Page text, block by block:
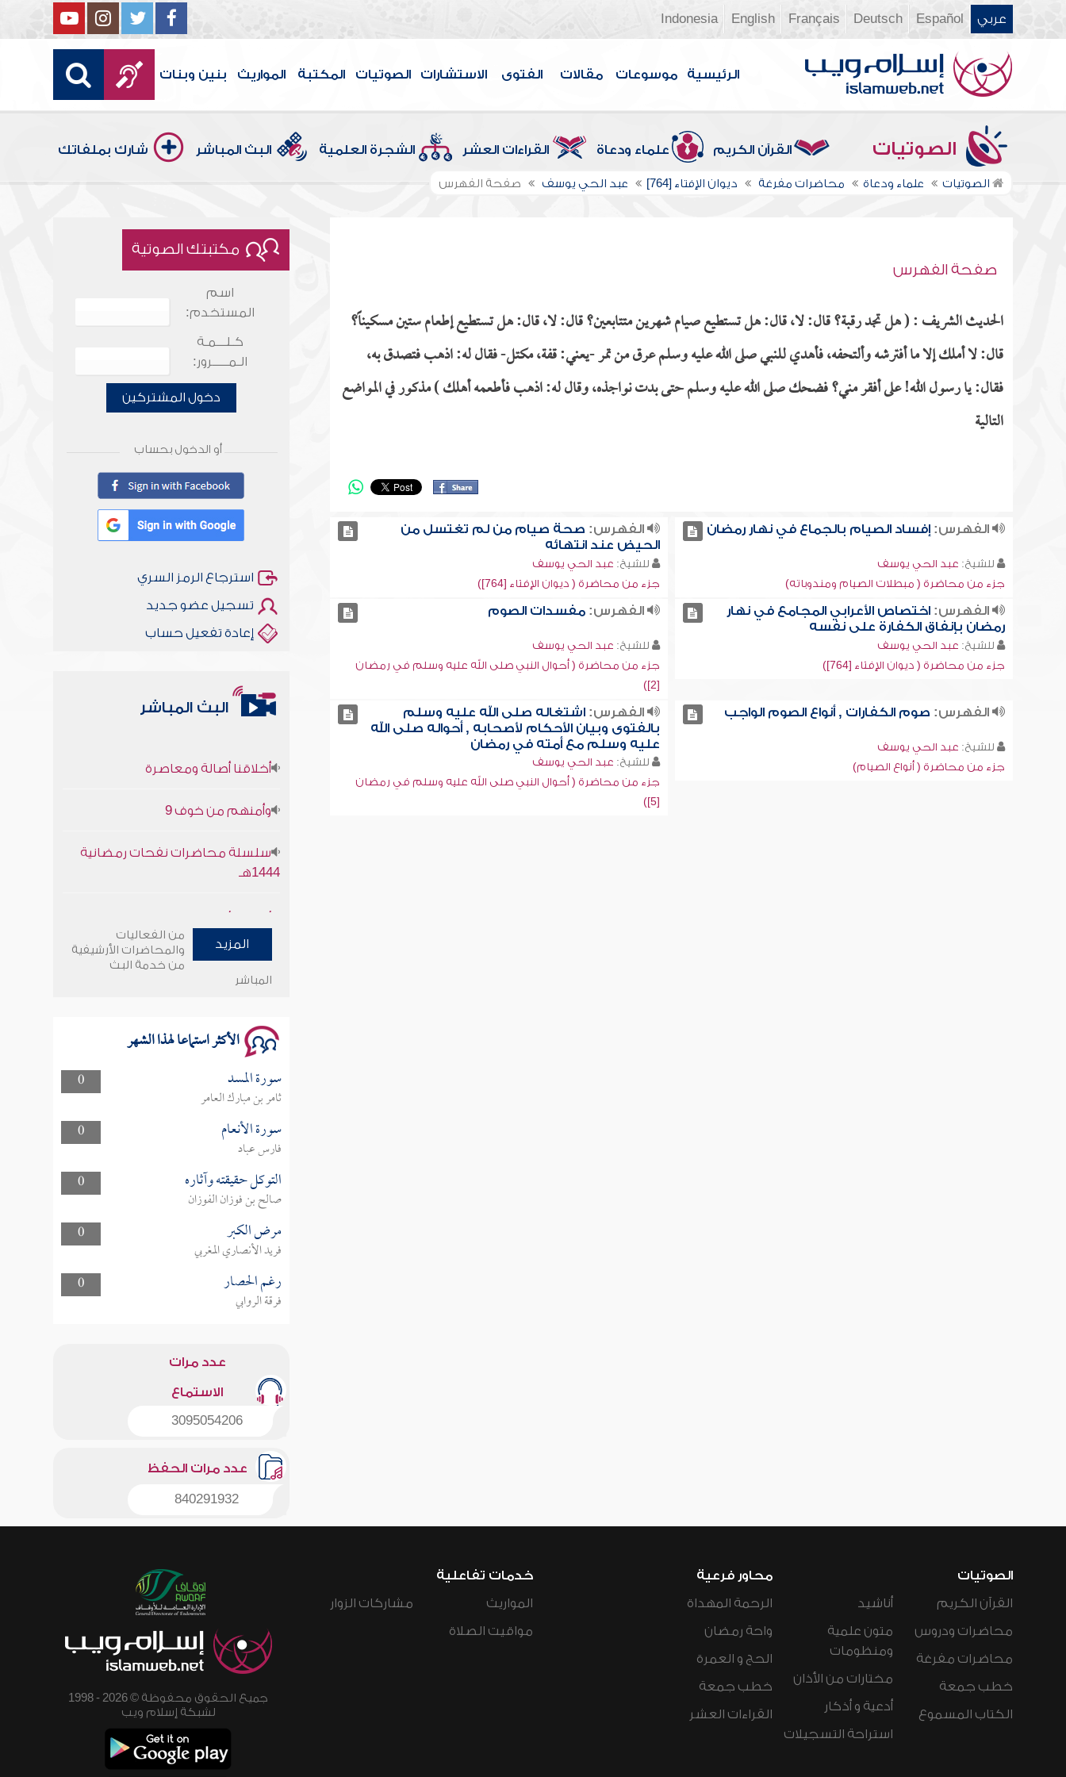
عربي Español
Deutsch
Français
English
Indonesia
الرئيسية موسوعات مقالات الفتوى الاستشارات الصوتيات المكتبة المواريث بنين وبنات
الصوتيات القرآن الكريم علماء ودعاة القراءات العشر الشجرة العلمية البث المباشر شارك بملفاتك
الصوتيات علماء ودعاة محاضرات مفرغة ديوان الإفتاء [764] عبد الحي يوسف صفحة الفهرس
صفحة الفهرس
الحديث الشريف : ( هل تجد رقبة؟ قال: لا، قال: هل تستطيع صيام شهرين متتابعين؟ قال: لا، قال: هل تستطيع إطعام ستين مسكيناً؟
قال: لا أملك إلا ما أفترشه وألتحفه، فأهدي للنبي صلى الله عليه وسلم عرق من تمر -يعني: قفة، مكتل- فقال له: اذهب فتصدق به،
فقال: يا رسول الله! على أفقر مني؟ فضحك صلى الله عليه وسلم حتى بدت نواجذه، وقال له: اذهب فأطعمه أهلك ) مذكور في المواضع
التالية
الفهرس:إفساد الصيام بالجماع في نهار رمضان
للشيخ: عبد الحي يوسف
جزء من محاضرة ( مبطلات الصيام ومندوباته)
الفهرس: صحة صيام من لم تغتسل من
الحيض عند انتهائه
للشيخ: عبد الحي يوسف
جزء من محاضرة ( ديوان الإفتاء [764])
الفهرس:اختصاص الأعرابي المجامع في نهار
رمضان بإنفاق الكفارة على نفسه
للشيخ: عبد الحي يوسف
جزء من محاضرة ( ديوان الإفتاء [764])
الفهرس: مفسدات الصوم
للشيخ: عبد الحي يوسف
جزء من محاضرة ( أحوال النبي صلى الله عليه وسلم في رمضان
[2])
الفهرس: صوم الكفارات , أنواع الصوم الواجب
للشيخ: عبد الحي يوسف
جزء من محاضرة ( أنواع الصيام)
الفهرس: اشتغاله صلى الله عليه وسلم
بالفتوى وبيان الأحكام لأصحابه , أحواله صلى الله
عليه وسلم مع أمته في رمضان
للشيخ: عبد الحي يوسف
جزء من محاضرة ( أحوال النبي صلى الله عليه وسلم في رمضان
[5])
مكتبتك الصوتية
اسم
المستخدم:
كـلـــمـة
الـمـــــرور:
دخول المشتركين
أو الدخول بحساب
استرجاع الرمز السري
تسجيل عضو جديد
إعادة تفعيل حساب
البث المباشر
1444هـ
وأمنهم من خوف 9
سلسلة محاضرات نفحات رمضانية
المزيد
من الفعاليات
والمحاضرات الأرشيفية
من خدمة البث
المباشر
الأكثر استماعا لهذا الشهر
0 سورة المسد
ثامر بن مبارك العامر
0
سورة الأنعام
فارس عباد
0
التوكل حقيقته وآثاره
صالح بن فوزان الفوزان
0
مرض الكبر
فريد الأنصاري المغربي
0
رغم الحصار
فرقة الروابي
عدد مرات
الاستماع
3095054206
عدد مرات الحفظ
840291932
الصوتيات
القرآن الكريم
محاضرات ودروس
محاضرات مفرغة
خطب جمعة
الكتاب المسموع
أناشيد
متون علمية
ومنظومات
مختارات من الأذان
أدعية و أذكار
استراحة التسجيلات
محاور فرعية
الرحمة المهداة
واحة رمضان
الحج و العمرة
خطب جمعة
القراءات العشر
خدمات تفاعلية
المواريث
مواقيت الصلاة
مشاركات الزوار
جميع الحقوق محفوظة © 2026 - 1998
لشبكة إسلام ويب